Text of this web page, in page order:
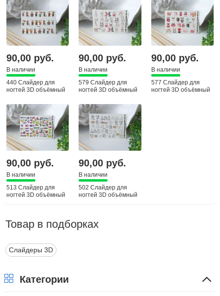
90,00 руб.
В наличии
440 Слайдер для
ногтей 3D объёмный
90,00 руб.
В наличии
579 Слайдер для
ногтей 3D объёмный
90,00 руб.
В наличии
577 Слайдер для
ногтей 3D объёмный
90,00 руб.
В наличии
513 Слайдер для
ногтей 3D объёмный
90,00 руб.
В наличии
502 Слайдер для
ногтей 3D объёмный
Товар в подборках
Слайдеры 3D
Категории